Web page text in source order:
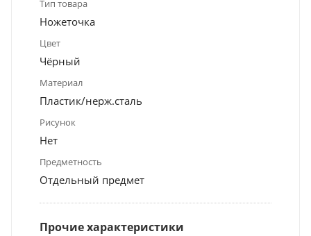
Тип товара
Ножеточка
Цвет
Чёрный
Материал
Пластик/нерж.сталь
Рисунок
Нет
Предметность
Отдельный предмет
Прочие характеристики